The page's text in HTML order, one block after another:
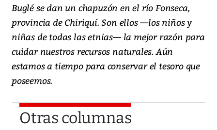
Buglé se dan un chapuzón en el río Fonseca,
provincia de Chiriquí. Son ellos —los niños y
niñas de todas las etnias— la mejor razón para
cuidar nuestros recursos naturales. Aún
estamos a tiempo para conservar el tesoro que
poseemos.
Otras columnas